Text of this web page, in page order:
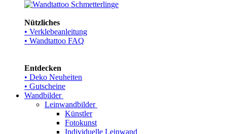
Nützliches
• Verklebeanleitung
• Wandtattoo FAQ
Entdecken
• Deko Neuheiten
• Gutscheine
Wandbilder
Leinwandbilder
Künstler
Fotokunst
Individuelle Leinwand